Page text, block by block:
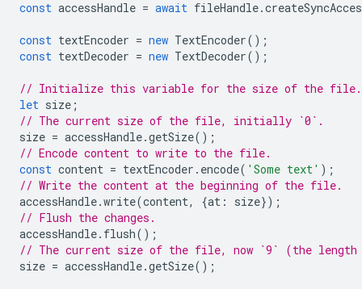
const accessHandle = await fileHandle.
const textEncoder = new TextEncoder();
const textDecoder = new TextDecoder();
// Initialize this variable for the size of the file.
let size ;
// The current size of the file, initially `0`.
size = accessHandle.getSize();
// Encode content to write to the file.
const content = textEncoder . encode( 'Some text' );
// Write the content at the beginning of the file.
accessHandle.write(content, {at : size});
// Flush the changes.
accessHandle. flush();
// The current size of the file, now `9` (the length
size = accessHandle.getSize();